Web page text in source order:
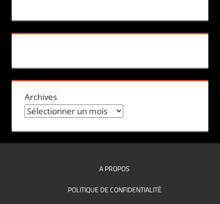
Archives
A PROPOS
POLITIQUE DE CONFIDENTIALITÉ